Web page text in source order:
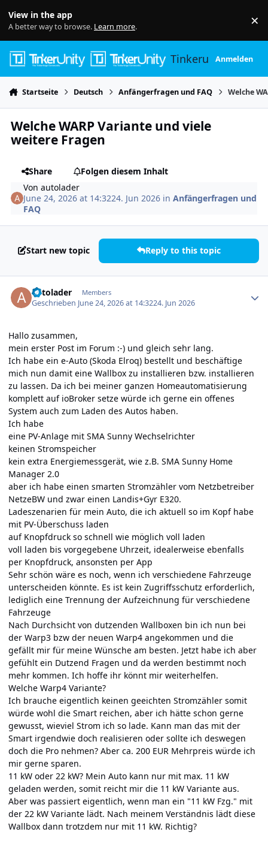
View in the app
A better way to browse. Learn more. ×
TinkerunityAnmelden
Startseite Deutsch Anfängerfragen und FAQ Welche
Welche WARP Variante und viele
weitere Fragen
Share
Folgen diesem Inhalt
Vonautolader
June 24, 2026 at 14:3224. Jun 2026 inAnfängerfragen und
FAQ
Start new topic Reply to this topic
autolader Members
Geschrieben June 24, 2026 at 14:3224. Jun 2026
Hallo zusammen,
mein erster Post im Forum :-) und gleich sehr lang.
Ich habe ein e-Auto (Skoda Elroq) bestellt und beschäftige
mich nun damit eine Wallbox zu installieren bzw. installieren
zu lassen. Da ich bei meiner ganzen Homeautomatisierung
komplett auf ioBroker setze würde ich gerne ein offenes
System auch zum Laden des Autos haben.
Ich habe
eine PV-Anlage mit SMA Sunny Wechselrichter
keinen Stromspeicher
kein extra Energiemessgerät, wie z.B. SMA Sunny Home
Manager 2.0
aber ich habe einen smarten Stromzähler vom Netzbetreiber
NetzeBW und zwar einen Landis+Gyr E320.
Ladeszenarien für mein Auto, die ich aktuell so im Kopf habe
mit PV-Überschuss laden
auf Knopfdruck so schnell wie möglich voll laden
voll laden bis vorgegebene Uhrzeit, idealerweise ebenfalls
per Knopfdruck, ansonsten per App
Sehr schön wäre es noch, wenn ich verschiedene Fahrzeuge
unterscheiden könnte. Es ist kein Zugriffsschutz erforderlich,
lediglich eine Trennung der Aufzeichnung für verschiedene
Fahrzeuge
Nach Durchsicht von dutzenden Wallboxen bin ich nun bei
der Warp3 bzw der neuen Warp4 angekommen und die
gefällt mir für meine Wünsche am besten. Jetzt habe ich aber
gefühlt ein Dutzend Fragen und da werden bestimmt noch
mehr kommen. Ich hoffe ihr könnt mir weiterhelfen.
Welche Warp4 Variante?
Ich brauche eigentlich keinen geeichten Stromzähler somit
würde wohl die Smart reichen, aber ich hätte schon gerne
gewusst, wieviel Strom ich so lade. Kann man das mit der
Smart irgendwie doch realisieren oder sollte ich deswegen
doch die Pro nehmen? Aber ca. 200 EUR Mehrpreis würde ich
mir gerne sparen.
11 kW oder 22 kW? Mein Auto kann nur mit max. 11 kW
geladen werden, somit reicht mir die 11 kW Variante aus.
Aber was passiert eigentlich, wenn man ein "11 kW Fzg." mit
der 22 kW Variante lädt. Nach meinem Verständnis lädt diese
Wallbox dann trotzdem nur mit 11 kW. Richtig?